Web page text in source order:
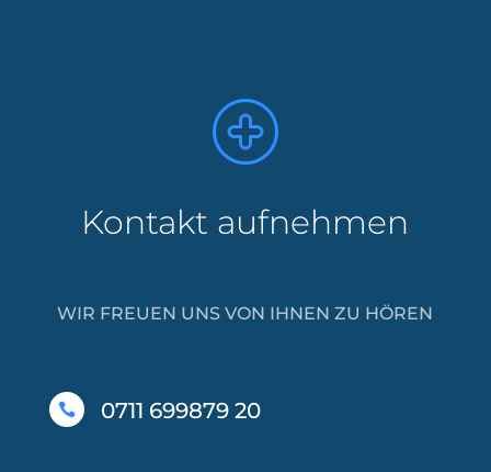
Kontakt aufnehmen
WIR FREUEN UNS VON IHNEN ZU HÖREN
 0711 699879 20